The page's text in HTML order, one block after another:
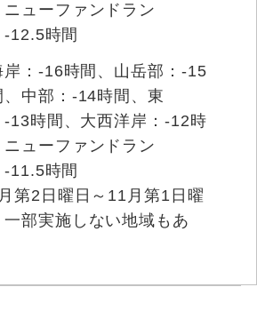
ニューファンドラン
-12.5時間
岸：-16時間、山岳部：-15
、中部：-14時間、東
-13時間、大西洋岸：-12時
ニューファンドラン
-11.5時間
月第2日曜日～11月第1日曜
一部実施しない地域もあ